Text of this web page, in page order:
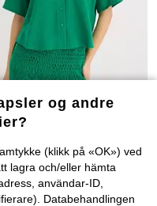
SALG
Oversized skjorte
169 kr189 kr-10%
og andre
(klikk på «OK») ved
lagra och/eller hämta
användar-ID,
Databehandlingen